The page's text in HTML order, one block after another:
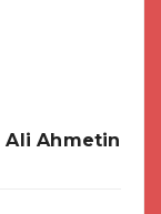
Ahmetin